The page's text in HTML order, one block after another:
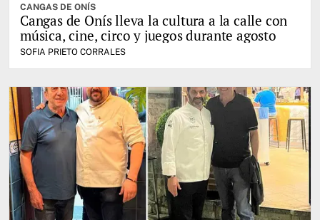
CANGAS DE ONÍS
Cangas de Onís lleva la cultura a la calle con
música, cine, circo y juegos durante agosto
SOFIA PRIETO CORRALES